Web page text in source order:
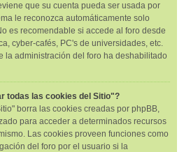
que su cuenta pueda ser usada por
le reconozca automáticamente solo
es recomendable si accede al foro desde
cyber-cafés, PC's de universidades, etc.
la administración del foro ha deshabilitado
todas las cookies del Sitio"?
borra las cookies creadas por phpBB,
para acceder a determinados recursos
Las cookies proveen funciones como
del foro por el usuario si la